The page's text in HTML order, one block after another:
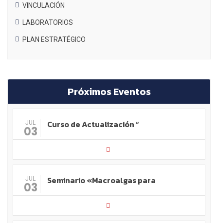
VINCULACIÓN
LABORATORIOS
PLAN ESTRATÉGICO
Próximos Eventos
JUL
03 Curso de Actualización “
JUL
03 Seminario «Macroalgas para